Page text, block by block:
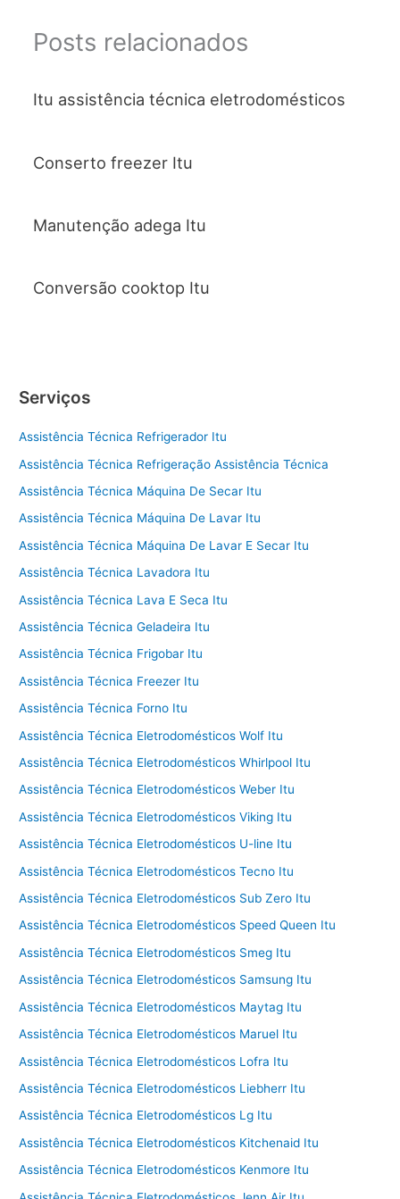
Posts relacionados
Itu assistência técnica eletrodomésticos
Conserto freezer Itu
Manutenção adega Itu
Conversão cooktop Itu
Serviços
Assistência Técnica Refrigerador Itu
Assistência Técnica Refrigeração Assistência Técnica
Assistência Técnica Máquina De Secar Itu
Assistência Técnica Máquina De Lavar Itu
Assistência Técnica Máquina De Lavar E Secar Itu
Assistência Técnica Lavadora Itu
Assistência Técnica Lava E Seca Itu
Assistência Técnica Geladeira Itu
Assistência Técnica Frigobar Itu
Assistência Técnica Freezer Itu
Assistência Técnica Forno Itu
Assistência Técnica Eletrodomésticos Wolf Itu
Assistência Técnica Eletrodomésticos Whirlpool Itu
Assistência Técnica Eletrodomésticos Weber Itu
Assistência Técnica Eletrodomésticos Viking Itu
Assistência Técnica Eletrodomésticos U-line Itu
Assistência Técnica Eletrodomésticos Tecno Itu
Assistência Técnica Eletrodomésticos Sub Zero Itu
Assistência Técnica Eletrodomésticos Speed Queen Itu
Assistência Técnica Eletrodomésticos Smeg Itu
Assistência Técnica Eletrodomésticos Samsung Itu
Assistência Técnica Eletrodomésticos Maytag Itu
Assistência Técnica Eletrodomésticos Maruel Itu
Assistência Técnica Eletrodomésticos Lofra Itu
Assistência Técnica Eletrodomésticos Liebherr Itu
Assistência Técnica Eletrodomésticos Lg Itu
Assistência Técnica Eletrodomésticos Kitchenaid Itu
Assistência Técnica Eletrodomésticos Kenmore Itu